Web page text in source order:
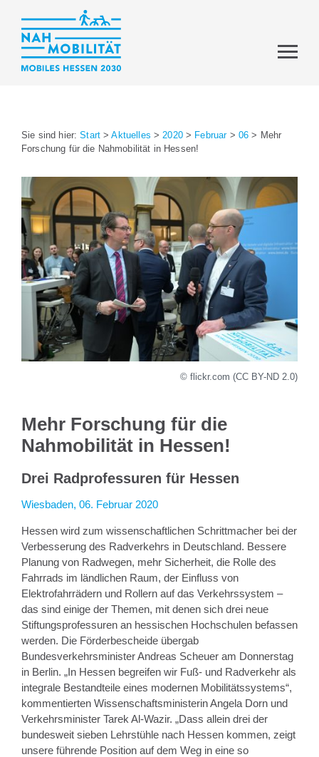
Sie sind hier:Start >Aktuelles >2020> Februar> 06 > Mehr
Forschung für die Nahmobilität in Hessen!
© flickr.com (CC BY-ND 2.0)
Mehr Forschung für die
Nahmobilität in Hessen!
Drei Radprofessuren für Hessen
Wiesbaden, 06. Februar 2020
Hessen wird zum wissenschaftlichen Schrittmacher bei der
Verbesserung des Radverkehrs in Deutschland. Bessere
Planung von Radwegen, mehr Sicherheit, die Rolle des
Fahrrads im ländlichen Raum, der Einfluss von
Elektrofahrrädern und Rollern auf das Verkehrssystem –
das sind einige der Themen, mit denen sich drei neue
Stiftungsprofessuren an hessischen Hochschulen befassen
werden. Die Förderbescheide übergab
Bundesverkehrsminister Andreas Scheuer am Donnerstag
in Berlin. „In Hessen begreifen wir Fuß- und Radverkehr als
integrale Bestandteile eines modernen Mobilitätssystems“,
kommentierten Wissenschaftsministerin Angela Dorn und
Verkehrsminister Tarek Al-Wazir. „Dass allein drei der
bundesweit sieben Lehrstühle nach Hessen kommen, zeigt
unsere führende Position auf dem Weg in eine so